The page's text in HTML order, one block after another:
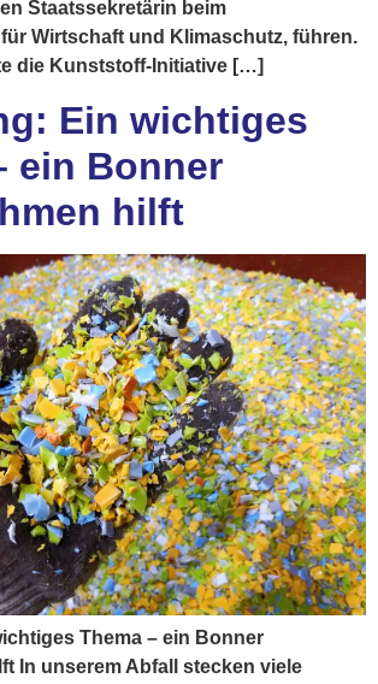
Staatssekretärin beim
Wirtschaft und Klimaschutz, führen.
die Kunststoff-Initiative […]
Ein wichtiges
ein Bonner
hilft
Thema – ein Bonner
In unserem Abfall stecken viele